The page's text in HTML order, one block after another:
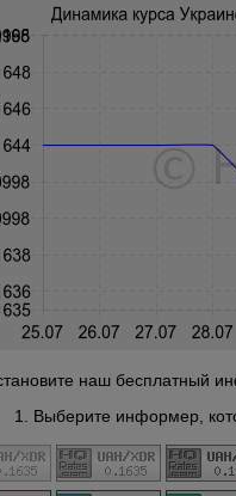
наш бесплатный
1. Выберите информер,